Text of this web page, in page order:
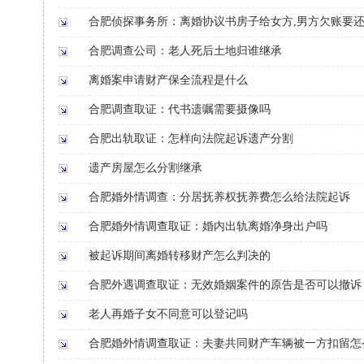
合肥侦探事务所：离婚协议书房子给女方,男方欠账要
合肥调查公司：老人死后土地归谁继承
离婚案申请财产保全流程是什么
合肥调查取证：代书遗嘱需要摄像吗
合肥出轨取证：怎样向法院起诉遗产分割
遗产房屋怎么分割继承
合肥婚外情调查：分居抚养权抚养费怎么给法院起诉
合肥婚外情调查取证：婚内出轨离婚净身出户吗
被起诉期间离婚转移财产怎么判决的
合肥外遇调查取证：无效婚姻案件的原告是否可以撤诉
老人再婚子女不同意可以登记吗
合肥婚外情调查取证：夫妻共同财产车辆被一方扣留怎